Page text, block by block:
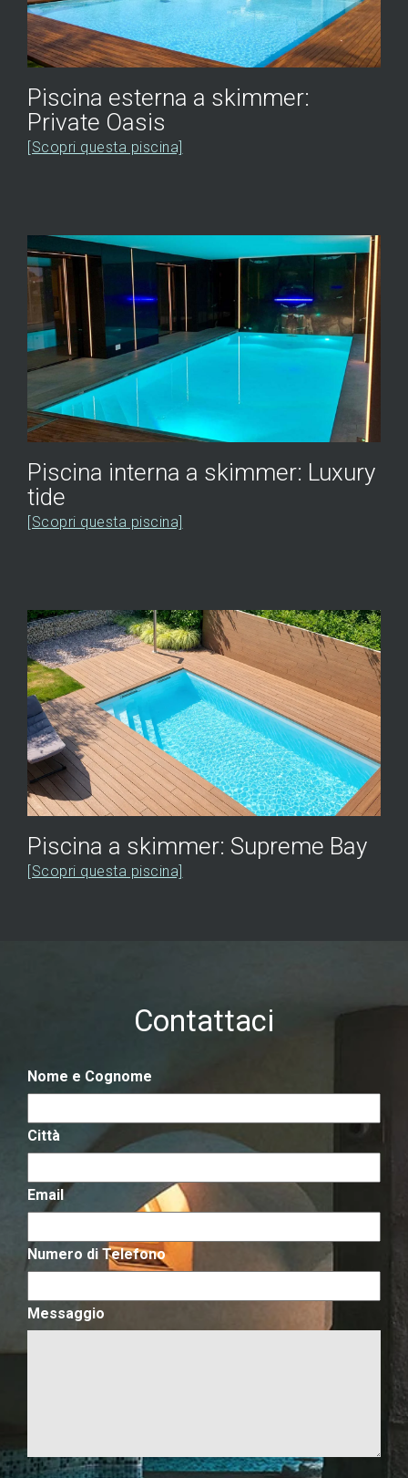
Piscina esterna a skimmer:
Private Oasis
[Scopri questa piscina]
Piscina interna a skimmer: Luxury
tide
[Scopri questa piscina]
Piscina a skimmer: Supreme Bay
[Scopri questa piscina]
Contattaci
Nome e Cognome
Città
Email
Numero di Telefono
Messaggio